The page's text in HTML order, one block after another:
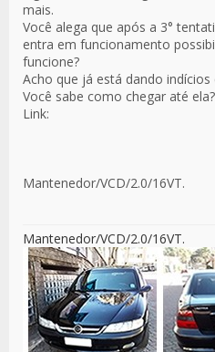
mais.
Você alega que após a 3°
entra em funcionamento
funcione?
Acho que já está dando
Você sabe como chegar até ela?
Link:
Mantenedor/VCD/2.0/16VT.
Mantenedor/VCD/2.0/16VT.